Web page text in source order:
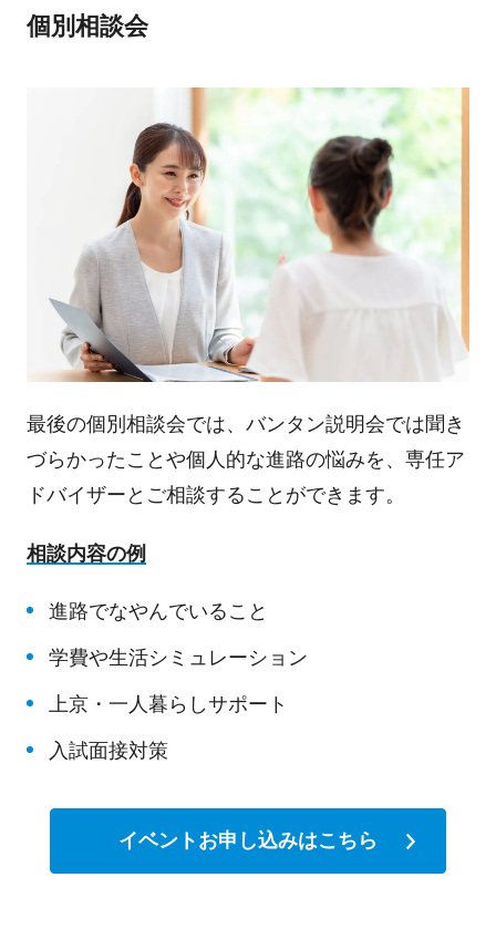
個別相談会
最後の個別相談会では、バンタン説明会では聞き
づらかったことや個人的な進路の悩みを、専任ア
ドバイザーとご相談することができます。
相談内容の例
進路でなやんでいること
学費や生活シミュレーション
上京・一人暮らしサポート
入試面接対策
イベントお申し込みはこちら